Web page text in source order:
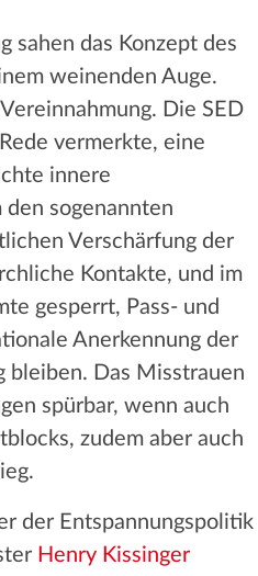
sahen das Konzept des
weinenden Auge.
Die SED
vermerkte, eine
innere
den sogenannten
Verschärfung der
Kontakte, und im
gesperrt, Pass- und
Anerkennung der
bleiben. Das Misstrauen
spürbar, wenn auch
zudem aber auch
der Entspannungspolitik
Henry Kissinger